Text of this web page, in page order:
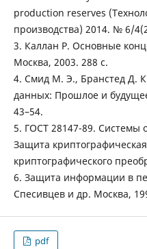
production reserves
производства) 2014. № 6/
3. Каллан Р. Основные
Москва, 2003. 288 с.
4. Смид М. Э., Бранстед Д.
данных: Прошлое и
43–54.
5. ГОСТ 28147-89. Системы
Защита
криптографического
6. Защита информации в
Спесивцев и др. Москва,
pdf